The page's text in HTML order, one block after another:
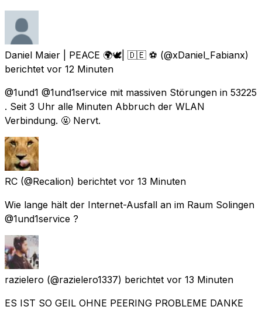
Daniel Maier | PEACE 🌍🕊| 🇩🇪 ⚽️ (@xDaniel_Fabianx)
berichtet vor 12 Minuten
@1und1 @1und1service mit massiven Störungen in 53225
. Seit 3 Uhr alle Minuten Abbruch der WLAN
Verbindung. 🤬 Nervt.
RC (@Recalion) berichtet vor 13 Minuten
Wie lange hält der Internet-Ausfall an im Raum Solingen
@1und1service ?
razielero (@razielero1337) berichtet vor 13 Minuten
ES IST SO GEIL OHNE PEERING PROBLEME DANKE